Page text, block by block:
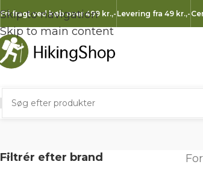
Skip to navigation
Skip to main content
Fri fragt ved køb over 499 kr.,- Levering fra 49 kr.,-
Filtrér efter brand